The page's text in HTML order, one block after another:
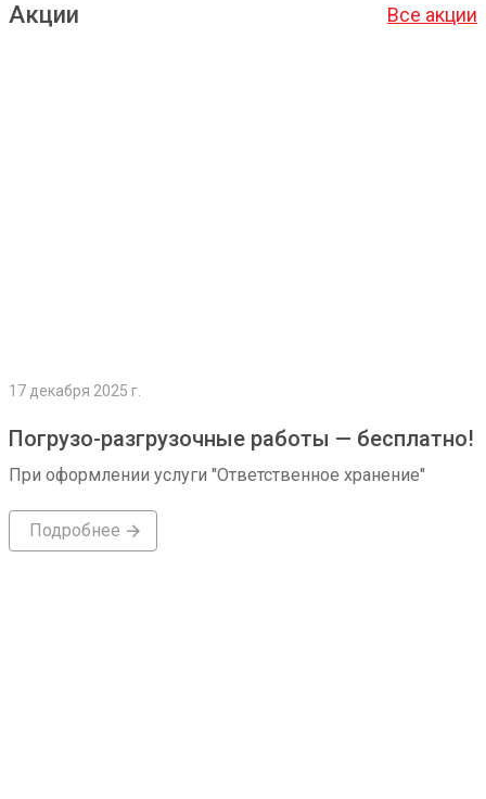
Акции Все акции
17 декабря 2025 г.
Погрузо-разгрузочные работы — бесплатно!
При оформлении услуги "Ответственное хранение"
Подробнее